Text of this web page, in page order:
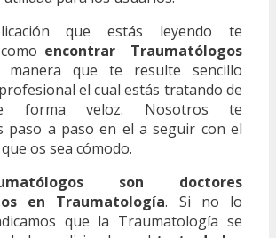
que estás leyendo te
encontrar Traumatólogos
que te resulte sencillo
el cual estás tratando de
forma veloz. Nosotros te
paso a paso en el a seguir con el
os sea cómodo.
son doctores
en Traumatología. Si no lo
que la Traumatología se